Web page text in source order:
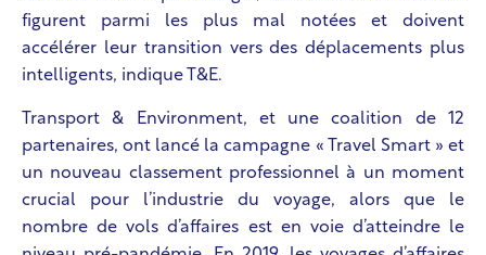
figurent parmi les plus mal notées et doivent
accélérer leur transition vers des déplacements plus
intelligents, indique T&E.
Transport & Environment, et une coalition de 12
partenaires, ont lancé la campagne « Travel Smart » et
un nouveau classement professionnel à un moment
crucial pour l’industrie du voyage, alors que le
nombre de vols d’affaires est en voie d’atteindre le